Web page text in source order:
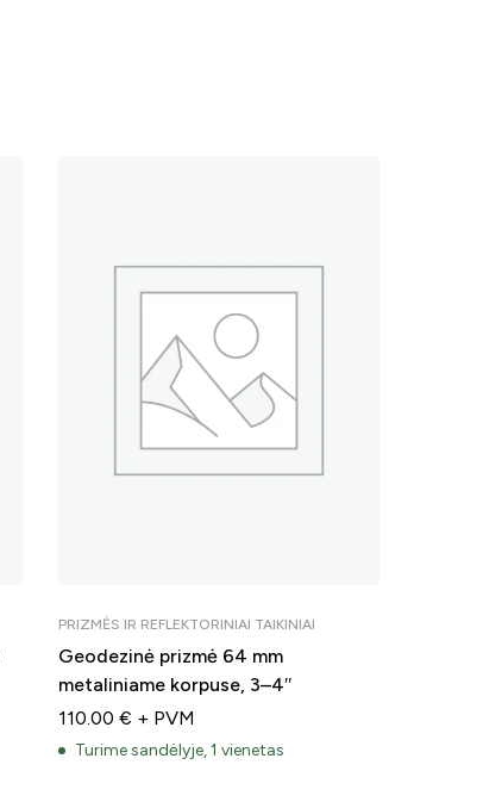
PRIZMĖS IR REFLEKTORINIAI TAIKINIAI
Geodezinė prizmė 64 mm
metaliniame korpuse, 3–4″
110.00 € + PVM
Turime sandėlyje, 1 vienetas